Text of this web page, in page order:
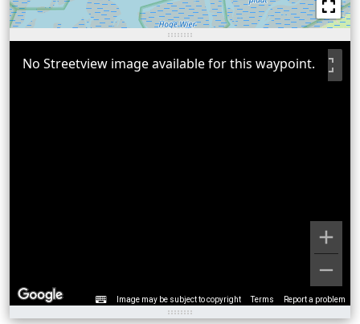
Image may be subject to copyright Terms Report a problem
No Streetview image available for this waypoint.